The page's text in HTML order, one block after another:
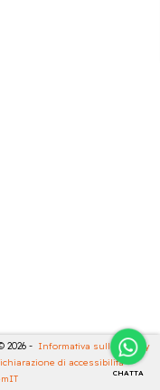
CHATTA
2026 - Informativa sulla privacy
di accessibilità -